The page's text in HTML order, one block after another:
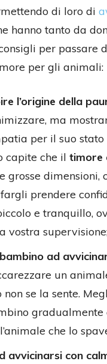
di loro di
hanno tanto da
per passare
per gli animali:
l’origine della
ma
per il suo stato
capite che il timore
grosse dimensioni,
prendere
e tranquillo,
vostra
ad
un
se la sente.
gradualmente
che lo
avvicinarsi con